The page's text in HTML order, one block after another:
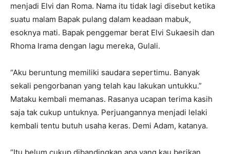
menjadi Elvi dan Roma. Nama itu tidak lagi disebut ketika
suatu malam Bapak pulang dalam keadaan mabuk,
esoknya mati. Bapak penggemar berat Elvi Sukaesih dan
Rhoma Irama dengan lagu mereka, Gulali.
“Aku beruntung memiliki saudara sepertimu. Banyak
sekali pengorbanan yang telah kau lakukan untukku.”
Mataku kembali memanas. Rasanya ucapan terima kasih
saja tak cukup untuknya. Perjuangannya menjadi lelaki
kembali tentu butuh usaha keras. Demi Adam, katanya.